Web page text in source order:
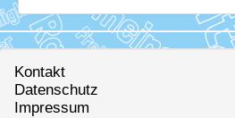
Ratskeller
Kontakt
Datenschutz
Impressum